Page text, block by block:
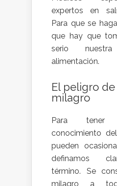
expertos en
Para que se
que hay que
serio
alimentación.
El peligro
milagro
Para
conocimiento
pueden
definamos
término. Se
milagro a